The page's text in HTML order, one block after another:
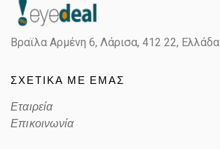
Color
Lens Color GRADIENT GRAY
Color code
Βραϊλα Αρμένη 6, Λάρισα, 412 22, Ελλάδα
ΣΧΕΤΙΚΑ ΜΕ ΕΜΑΣ
Εταιρεία
Επικοινωνία